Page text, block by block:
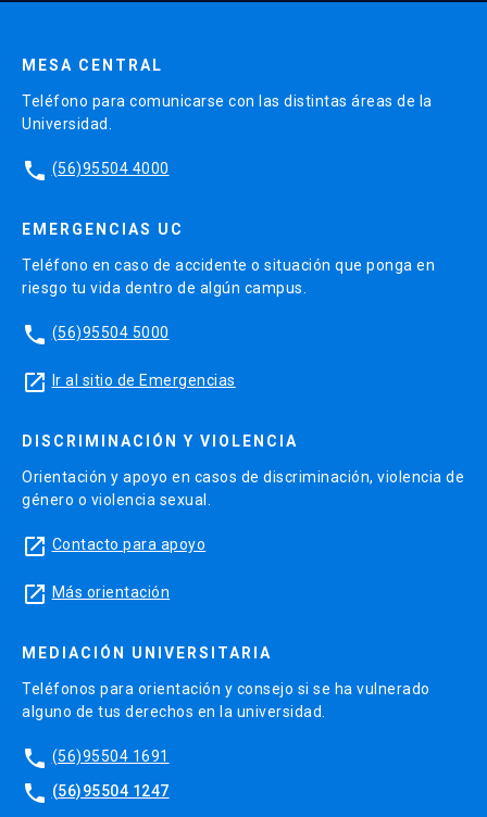
MESA CENTRAL
Teléfono para comunicarse con las distintas áreas de la
Universidad.
phone (56)95504 4000
EMERGENCIAS UC
Teléfono en caso de accidente o situación que ponga en
riesgo tu vida dentro de algún campus.
phone (56)95504 5000
launch Ir al sitio de Emergencias
DISCRIMINACIÓN Y VIOLENCIA
Orientación y apoyo en casos de discriminación, violencia de
género o violencia sexual.
launch Contacto para apoyo
launch Más orientación
MEDIACIÓN UNIVERSITARIA
Teléfonos para orientación y consejo si se ha vulnerado
alguno de tus derechos en la universidad.
phone (56)95504 1691
phone (56)95504 1247